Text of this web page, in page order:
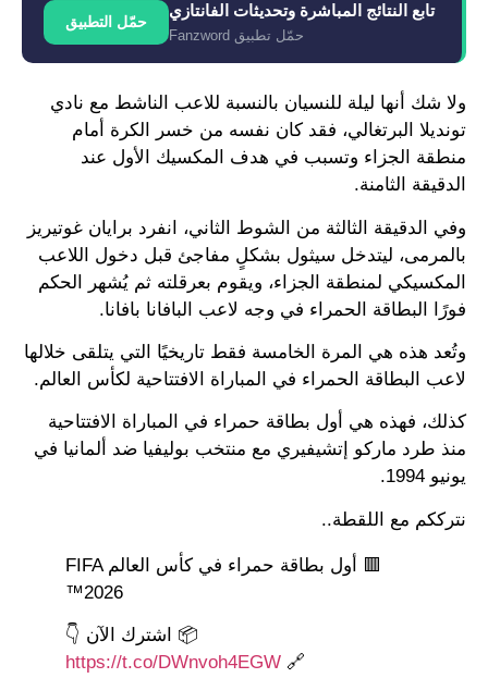
تابع النتائج المباشرة وتحديثات الفانتازي
حمّل تطبيق Fanzword
حمّل التطبيق
ولا شك أنها ليلة للنسيان بالنسبة للاعب الناشط مع نادي
تونديلا البرتغالي، فقد كان نفسه من خسر الكرة أمام
منطقة الجزاء وتسبب في هدف المكسيك الأول عند
الدقيقة الثامنة.
وفي الدقيقة الثالثة من الشوط الثاني، انفرد برايان غوتيريز
بالمرمى، ليتدخل سيثول بشكلٍ مفاجئ قبل دخول اللاعب
المكسيكي لمنطقة الجزاء، ويقوم بعرقلته ثم يُشهر الحكم
فورًا البطاقة الحمراء في وجه لاعب البافانا بافانا.
وتُعد هذه هي المرة الخامسة فقط تاريخيًا التي يتلقى خلالها
لاعب البطاقة الحمراء في المباراة الافتتاحية لكأس العالم.
كذلك، فهذه هي أول بطاقة حمراء في المباراة الافتتاحية
منذ طرد ماركو إتشيفيري مع منتخب بوليفيا ضد ألمانيا في
يونيو 1994.
نترككم مع اللقطة..
🟥 أول بطاقة حمراء في كأس العالم FIFA
2026™
📦 اشترك الآن 👇
🔗
https://t.co/DWnvoh4EGW